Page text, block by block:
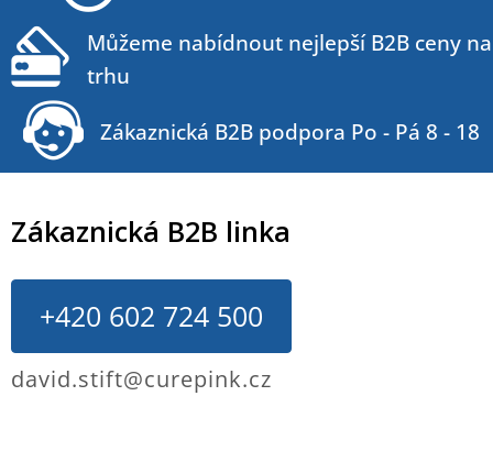
Zákaznická B2B linka
+420 602 724 500
david.stift@curepink.cz
Můžeme nabídnout nejlepší B2B ceny na
trhu
Zákaznická B2B podpora Po - Pá 8 - 18